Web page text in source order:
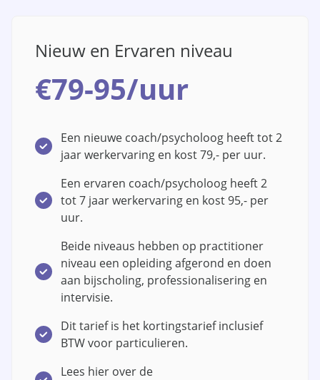
Nieuw en Ervaren niveau
€79-95/uur
Een nieuwe coach/psycholoog heeft tot 2
jaar werkervaring en kost 79,- per uur.
Een ervaren coach/psycholoog heeft 2
tot 7 jaar werkervaring en kost 95,- per
uur.
Beide niveaus hebben op practitioner
niveau een opleiding afgerond en doen
aan bijscholing, professionalisering en ​
intervisie.
Dit tarief is het kortingstarief inclusief
BTW voor particulieren.
Lees hier over de